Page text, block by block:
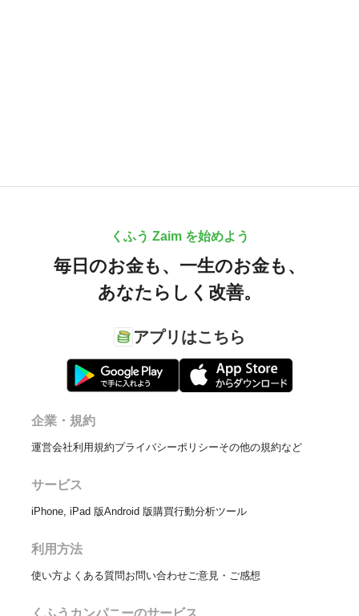
くふう Zaim を始めよう
毎日のお金も、 一生のお金も、
あなたらしく改善。
アプリはこちら
企業・規約
運営会社利用規約プライバシーポリシーその他の規約など
サービス
iPhone, iPad 版Android 版購買行動分析ツール
利用方法
使い方よくある質問お問い合わせご意見・ご感想
くふうカンパニーのサービス